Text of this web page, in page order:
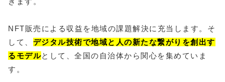
NFT販売による収益を地域の課題解決に充当します。そ
して、 デジタル技術で地域と人の新たな繋がりを創出す
るモデルとして、全国の自治体から関心を集めていま
す。